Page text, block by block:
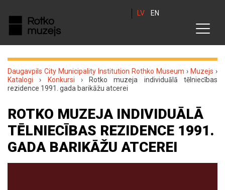
LV EN
Daugavpils City Municipality Institution Rothko Museum › Muzejs ›
Katalogi › Konkursi ›
Rotko muzeja individuālā tēlniecības
rezidence 1991. gada barikāžu atcerei
ROTKO MUZEJA INDIVIDUĀLĀ
TĒLNIECĪBAS REZIDENCE 1991.
GADA BARIKĀŽU ATCEREI